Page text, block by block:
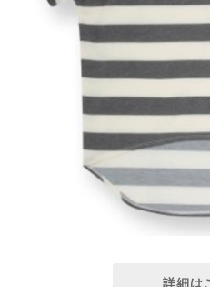
詳細は